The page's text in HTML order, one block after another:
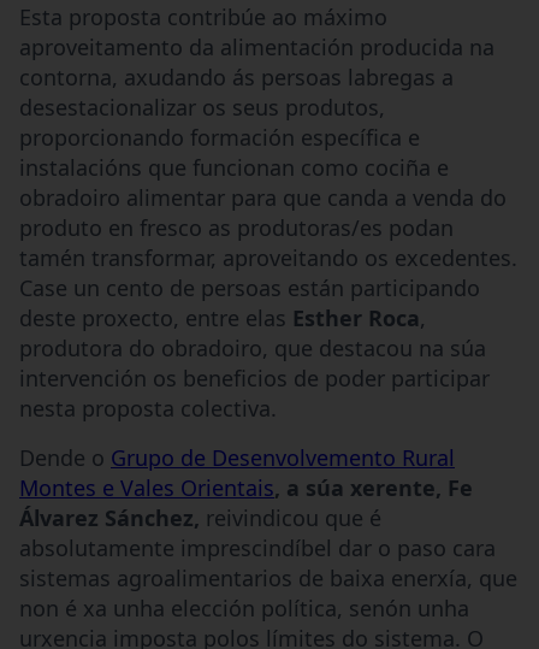
Esta proposta contribúe ao máximo
aproveitamento da alimentación producida na
contorna, axudando ás persoas labregas a
desestacionalizar os seus produtos,
proporcionando formación específica e
instalacións que funcionan como cociña e
obradoiro alimentar para que canda a venda do
produto en fresco as produtoras/es podan
tamén transformar, aproveitando os excedentes.
Case un cento de persoas están participando
deste proxecto, entre elas Esther Roca,
produtora do obradoiro, que destacou na súa
intervención os beneficios de poder participar
nesta proposta colectiva.
Dende o Grupo de Desenvolvemento Rural
Montes e Vales Orientais, a súa xerente, Fe
Álvarez Sánchez, reivindicou que é
absolutamente imprescindíbel dar o paso cara
sistemas agroalimentarios de baixa enerxía, que
non é xa unha elección política, senón unha
urxencia imposta polos límites do sistema. O